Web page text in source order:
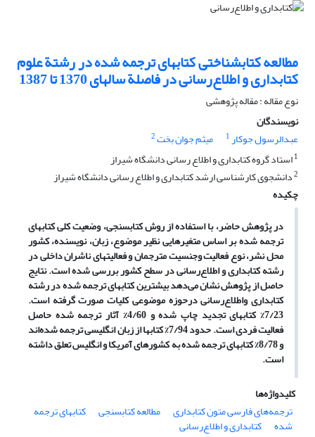
مطالعه کتابشناختی کتابهای ترجمه شده در رشتة علوم
کتابداری و اطلاع‌رسانی در فاصلة سالهای 1370 تا 1387
نوع مقاله : مقاله پژوهشی
نویسندگان
عبدالرسول جوکار1 میثم جوان بخت2
1استاد گروه کتابداری و اطلاع رسانی دانشگاه شیراز
2دانشجوی کارشناسی ارشد کتابداری و اطلاع رسانی دانشگاه شیراز
چکیده
در پژوهش حاضر، با استفاده از روش کتابسنجی، وضعیت کلی کتابهای
ترجمه شده بر اساس متغیرهایی نظیر موضوع، زبان، نویسنده، کشور
محل نشر، نوع فعالیت وجنسیت مترجمان و فعالیتهای ناشران داخلی در
رشته کتابداری و اطلاع‌رسانی در سطح کشور بررسی شده است. نتایج
حاصل از پژوهش نشان می‌دهد بیشترین کتابهای ترجمه شده در رشته
کتابداری واطلاع‌رسانی درحوزه موضوعی کلیات صورت گرفته است.
7/23% کتابهای تجدید چاپ شده و 4/60% آثار ترجمه شده حاصل
فعالیت فردی است. حدود 7/94% کتابها از زبان انگلیسی ترجمه شده‌اند
و 8/78% کتابهای ترجمه شده به کشورهای آمریکا و انگلیس تعلق داشته
است.
کلیدواژه‌ها
ترجمه‌های فارسی متون کتابداری
مطالعه کتابسنجی کتابهای ترجمه
شده کتابداری و اطلاع‌رسانی